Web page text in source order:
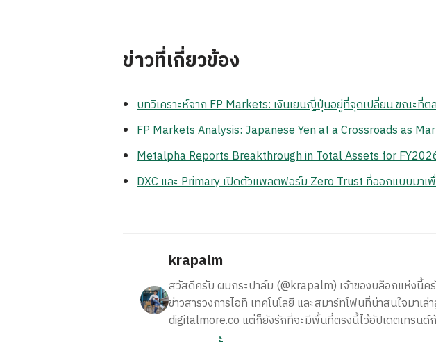
ข่าวที่เกี่ยวข้อง
บทวิเคราะห์จาก FP Markets: เงินเยนญี่ปุ่นอยู่ที่จุดเปลี่ยน ขณะที่ต
FP Markets Analysis: Japanese Yen at a Crossroads as
Metalpha Reports Breakthrough in Total Assets for
DXC และ Primary เปิดตัวแพลตฟอร์ม Zero Trust ที่ออกแบบมาเ
krapalm
สวัสดีครับ ผมกระปาล์ม (@krapalm) เจ้าของบล็อกแห่งนี้
ข่าวสารวงการไอที เทคโนโลยี และสมาร์ทโฟนที่น่าสนใจมา
digitalmore.co แต่ก็ยังรักที่จะมีพื้นที่ตรงนี้ไว้อัปเดตเทรน